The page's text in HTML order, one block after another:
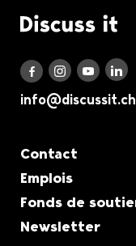
Discuss it auf
Discuss it
info@discussit.ch
Metanavigation
Contact
Emplois
Fonds de
Newsletter